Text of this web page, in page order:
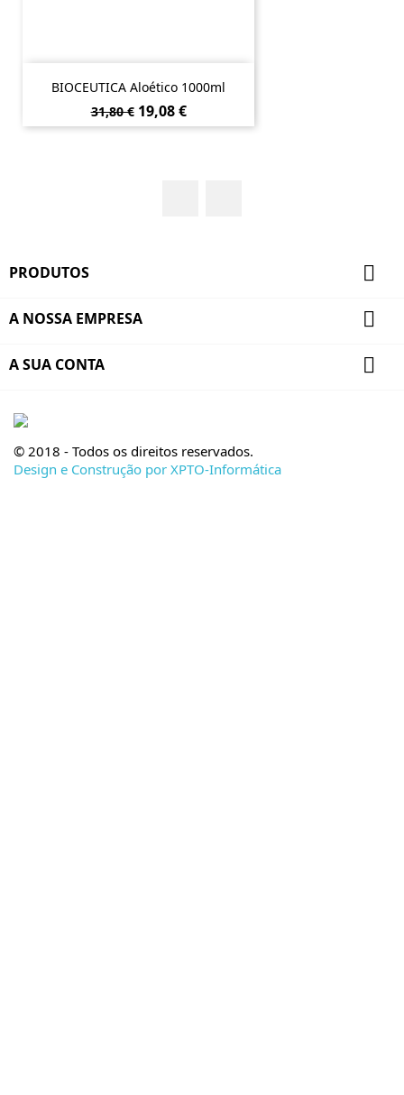
BIOCEUTICA Aloético 1000ml
Preço
normal
31,80 € Preço
19,08 €
PRODUTOS 
A NOSSA EMPRESA 
A SUA CONTA 
© 2018 - Todos os direitos reservados.
Design e Construção por XPTO-Informática